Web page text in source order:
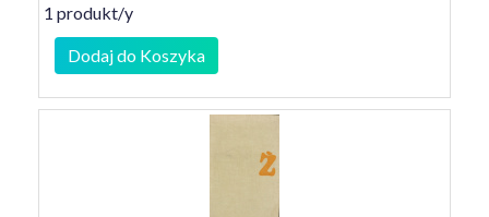
1 produkt/y
Dodaj do Koszyka